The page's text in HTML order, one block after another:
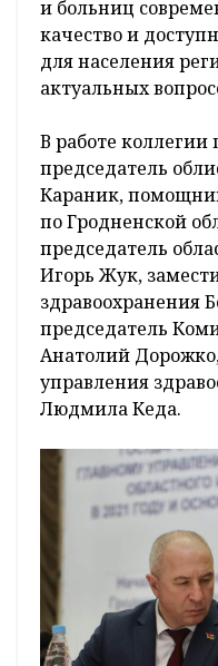
и больниц
качество и
для населения
актуальных
В работе
председатель
Караник,
по Гродненской
председатель
Игорь Жук,
здравоохранения
председатель
Анатолий
управления
Людмила Кеда.